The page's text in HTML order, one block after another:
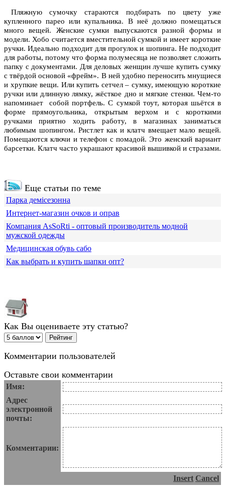
Пляжную сумочку стараются подбирать по цвету уже
купленного парео или купальника. В неё должно помещаться
много вещей. Женские сумки выпускаются разной формы и
модели. Хобо считается вместительной сумкой и имеет короткие
ручки. Идеально подходит для прогулок и шопинга. Не подходит
для работы, потому что форма полумесяца не позволяет сложить
папку с документами. Для деловых женщин лучше купить сумку
с твёрдой основой «фрейм». В ней удобно переносить мнущиеся
и хрупкие вещи. Или купить сетчел – сумку, имеющую короткие
ручки или длинную лямку, жёсткое дно и мягкие стенки. Чем-то
напоминает собой портфель. С сумкой тоут, которая шьётся в
форме прямоугольника, открытым верхом и с короткими
ручками приятно ходить работу, в магазинах заниматься
любимым шопингом. Ристлет как и клатч вмещает мало вещей.
Помещаются ключи и телефон с помадой. Это женский вариант
барсетки. Клатч часто украшают красивой вышивкой и стразами.
Еще статьи по теме
Парка демісезонна
Интернет-магазин очков и оправ
Компания АsSoRti - оптовый производитель модной
мужской одежды
Медицинская обувь сабо
Как выбрать и купить шапки опт?
Как Вы оцениваете эту статью?
Комментарии пользователей
Оставьте свои комментарии
Имя:
Адрес
электронной
почты:
Комментарии:
Insert Cancel